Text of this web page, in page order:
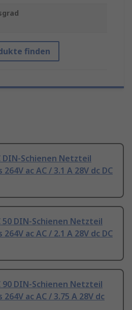
finden
DIN-Schienen Netzteil
ac AC / 3.1 A 28V dc DC
50 DIN-Schienen Netzteil
ac AC / 2.1 A 28V dc DC
90 DIN-Schienen Netzteil
ac AC / 3.75 A 28V dc